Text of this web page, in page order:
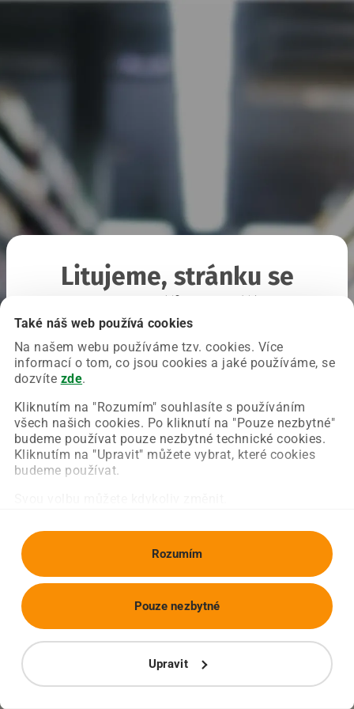
Také náš web používá cookies
Na našem webu používáme tzv. cookies. Více
informací o tom, co jsou cookies a jaké používáme, se
dozvíte zde.
Kliknutím na "Rozumím" souhlasíte s používáním
všech našich cookies. Po kliknutí na "Pouze nezbytné"
budeme používat pouze nezbytné technické cookies.
Kliknutím na "Upravit" můžete vybrat, které cookies
budeme používat.
Rozumím
Upravit
Pouze nezbytné
Litujeme, stránku se
Chyba nastala na naší straně a už ji opravujeme.
Zkuste prosím znovu načíst požadovanou stránku.
Obnovit stránku Úvodní strana